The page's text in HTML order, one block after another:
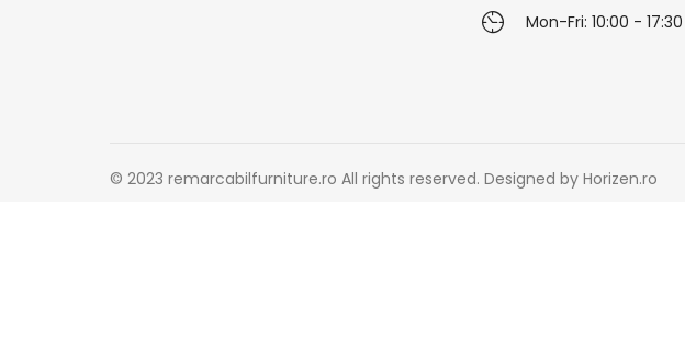
Mon-Fri: 10:00 - 17:30
© 2023 remarcabilfurniture.ro All rights reserved. Designed by Horizen.ro